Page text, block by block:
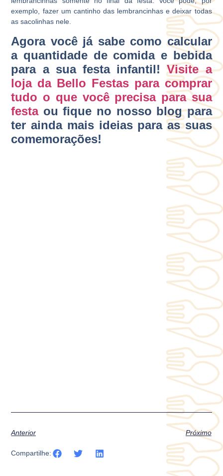
exemplo, fazer um cantinho das lembrancinhas e deixar todas
as sacolinhas nele.
Agora você já sabe como calcular
a quantidade de comida e bebida
para a sua festa infantil!Visite a
loja da Bello Festas para comprar
tudo o que você precisa para sua
festa ou fique no nosso blog para
ter ainda mais ideias para as suas
comemorações!
Anterior Próximo
Compartilhe: